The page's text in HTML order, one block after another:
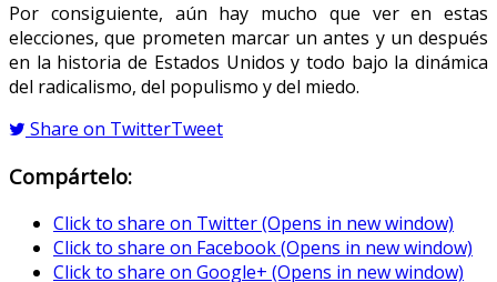
Por consiguiente, aún hay mucho que ver en estas
elecciones, que prometen marcar un antes y un después
en la historia de Estados Unidos y todo bajo la dinámica
del radicalismo, del populismo y del miedo.
Share on TwitterTweet
Compártelo:
Click to share on Twitter (Opens in new window)
Click to share on Facebook (Opens in new window)
Click to share on Google+ (Opens in new window)